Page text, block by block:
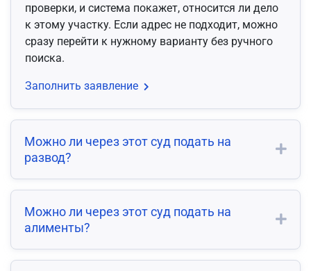
проверки, и система покажет, относится ли дело
к этому участку. Если адрес не подходит, можно
сразу перейти к нужному варианту без ручного
поиска.
Заполнить заявление
Можно ли через этот суд подать на
развод?
Можно ли через этот суд подать на
алименты?